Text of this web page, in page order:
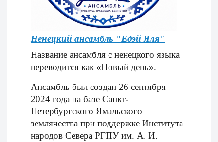
Ненецкий ансамбль "Едэй Яля"
Название ансамбля с ненецкого языка
переводится как «Новый день».
Ансамбль был создан 26 сентября
2024 года на базе Санкт-
Петербургского Ямальского
землячества при поддержке Института
народов Севера РГПУ им. А. И.